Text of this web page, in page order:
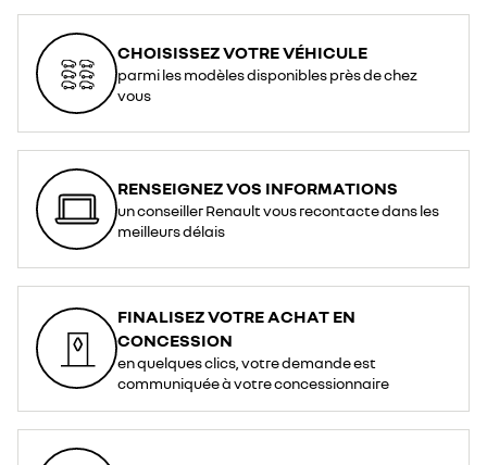
CHOISISSEZ VOTRE VÉHICULE
parmi les modèles disponibles près de chez
vous
RENSEIGNEZ VOS INFORMATIONS
un conseiller Renault vous recontacte dans les
meilleurs délais
FINALISEZ VOTRE ACHAT EN
CONCESSION
en quelques clics, votre demande est
communiquée à votre concessionnaire